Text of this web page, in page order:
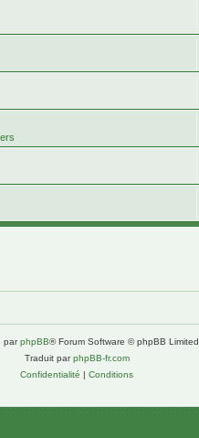
parphpBB® Forum Software © phpBB Limited
Traduit parphpBB-fr.com
Confidentialité | Conditions